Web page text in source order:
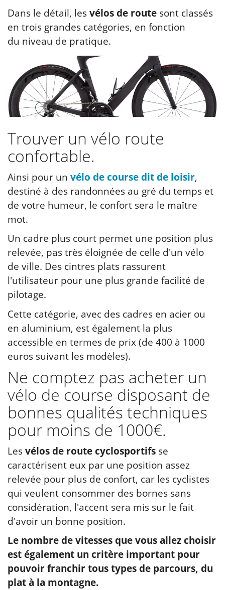
Dans le détail, lesvélos de route sont classés
en trois grandes catégories, en fonction
du niveau de pratique.
Trouver un vélo route
confortable.
Ainsi pour un vélo de course dit de loisir,
destiné à des randonnées au gré du temps et
de votre humeur, le confort sera le maître
mot.
Un cadre plus court permet une position plus
relevée, pas très éloignée de celle d'un vélo
de ville. Des cintres plats rassurent
l'utilisateur pour une plus grande facilité de
pilotage.
Cette catégorie, avec des cadres en acier ou
en aluminium, est également la plus
accessible en termes de prix (de 400 à 1000
euros suivant les modèles).
Ne comptez pas acheter un
vélo de course disposant de
bonnes qualités techniques
pour moins de 1000€.
Lesvélos de route cyclosportifs se
caractérisent eux par une position assez
relevée pour plus de confort, car les cyclistes
qui veulent consommer des bornes sans
considération, l'accent sera mis sur le fait
d'avoir un bonne position.
Le nombre de vitesses que vous allez choisir
est également un critère important pour
pouvoir franchir tous types de parcours, du
plat à la montagne.